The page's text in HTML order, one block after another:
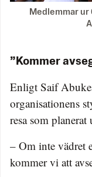
Medlemmar
”Kommer
Enligt Saif
organisationens
resa som
– Om inte vädret
kommer vi att